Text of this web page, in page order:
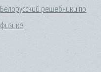
Белорусский решебники по
физике